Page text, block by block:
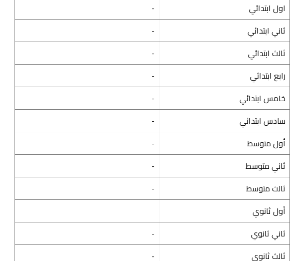
اول ابتدائي
-
ثاني ابتدائي
-
ثالث ابتدائي
-
رابع ابتدائي
-
خامس ابتدائي
-
سادس ابتدائي
-
أول متوسط
-
ثاني متوسط
-
ثالث متوسط
-
أول ثانوي
ثاني ثانوي
-
ثالث ثانوي
-